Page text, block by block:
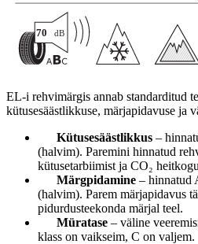
EL-i rehvimärgis annab standarditud
kütusesäästlikkuse, märjapidavuse ja
Kütusesäästlikkus –
(halvim). Paremini hinnatud
kütusetarbiimist ja CO₂
Märgpidamine – hinnatud
(halvim). Parem märjapidavus
pidurdusteekonda märjal teel.
Müratase – väline
klass on vaikseim, C on valjem.